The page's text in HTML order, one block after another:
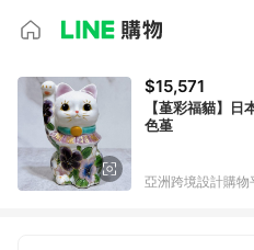
$15,571
【堇彩福貓】
色堇
亞洲跨境設計購